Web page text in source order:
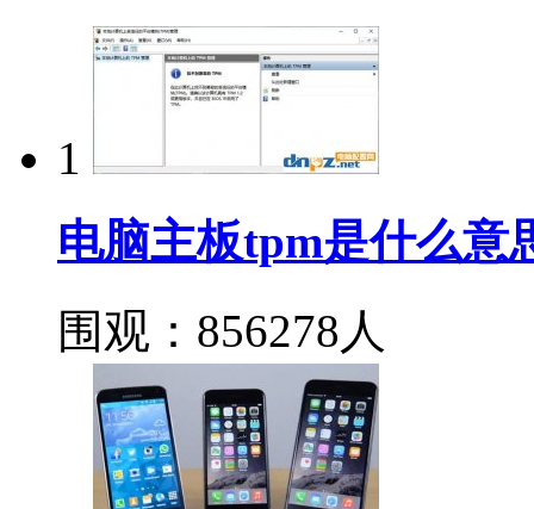
1
电脑主板tpm是什么意
围观：856278人